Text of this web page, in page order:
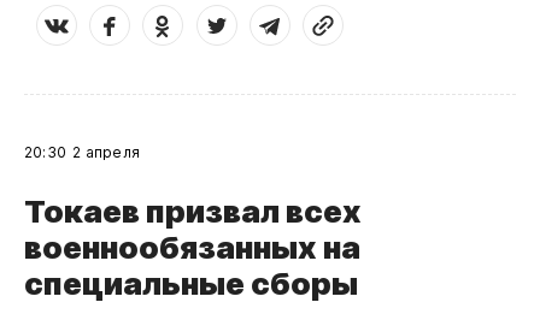
20:30 2 апреля
Токаев призвал всех
военнообязанных на
специальные сборы